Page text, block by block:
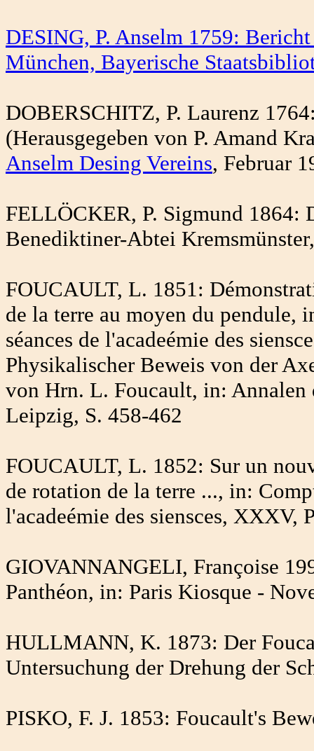
DESING, P. Anselm 1759:
München, Bayerische
DOBERSCHITZ, P. Laurenz
(Herausgegeben von P. Amand
Anselm Desing Vereins, Februar
FELLÖCKER, P. Sigmund 1864:
Benediktiner-Abtei
FOUCAULT, L. 1851:
de la terre au moyen du pendule,
séances de l'acadeémie des
Physikalischer Beweis von der
von Hrn. L. Foucault, in:
Leipzig, S. 458-462
FOUCAULT, L. 1852: Sur un
de rotation de la terre ..., in:
l'acadeémie des siensces, XXXV,
GIOVANNANGELI, Françoise
Panthéon, in: Paris Kiosque -
HULLMANN, K. 1873: Der
Untersuchung der Drehung der
PISKO, F. J. 1853: Foucault's